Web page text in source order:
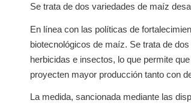
Se trata de dos variedades de maíz
En línea con las políticas de
biotecnológicos de maíz. Se trata de
herbicidas e insectos, lo que permite
proyecten mayor producción tanto con
La medida, sancionada mediante las